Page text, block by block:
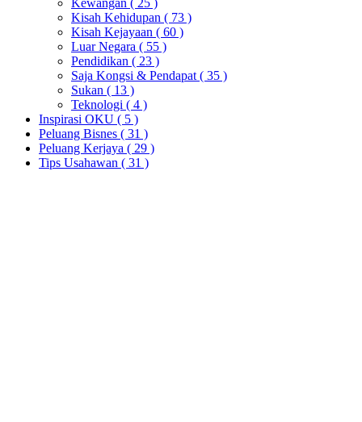
Kewangan ( 25 )
Kisah Kehidupan ( 73 )
Kisah Kejayaan ( 60 )
Luar Negara ( 55 )
Pendidikan ( 23 )
Saja Kongsi & Pendapat ( 35 )
Sukan ( 13 )
Teknologi ( 4 )
Inspirasi OKU ( 5 )
Peluang Bisnes ( 31 )
Peluang Kerjaya ( 29 )
Tips Usahawan ( 31 )